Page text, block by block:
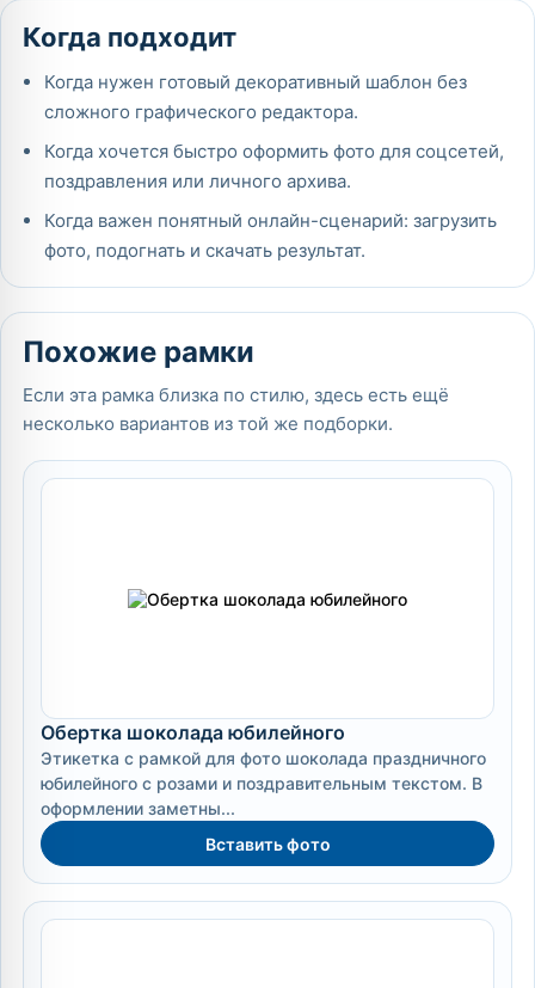
Когда подходит
Когда нужен готовый декоративный шаблон без
сложного графического редактора.
Когда хочется быстро оформить фото для соцсетей,
поздравления или личного архива.
Когда важен понятный онлайн-сценарий: загрузить
фото, подогнать и скачать результат.
Похожие рамки
Если эта рамка близка по стилю, здесь есть ещё
несколько вариантов из той же подборки.
Обертка шоколада юбилейного
Этикетка с рамкой для фото шоколада праздничного
юбилейного с розами и поздравительным текстом. В
оформлении заметны...
Вставить фото